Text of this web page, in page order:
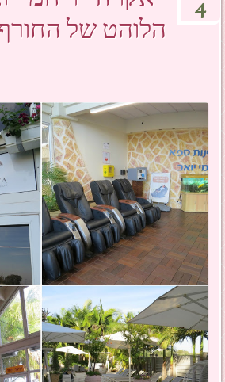
הלוהט של
4